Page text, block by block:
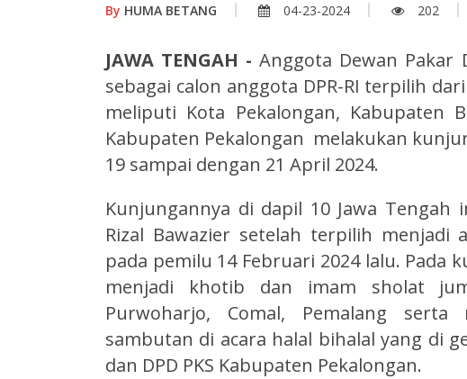
By HUMA BETANG 04-23-2024 202
JAWA TENGAH - Anggota Dewan Pakar
sebagai calon anggota DPR-RI terpilih
meliputi Kota Pekalongan, Kabupaten
Kabupaten Pekalongan melakukan
19 sampai dengan 21 April 2024.
Kunjungannya di dapil 10 Jawa
Rizal Bawazier setelah terpilih menjadi
pada pemilu 14 Februari 2024 lalu. Pada
menjadi khotib dan imam sholat
Purwoharjo, Comal, Pemalang serta
sambutan di acara halal bihalal yang di
dan DPD PKS Kabupaten Pekalongan.